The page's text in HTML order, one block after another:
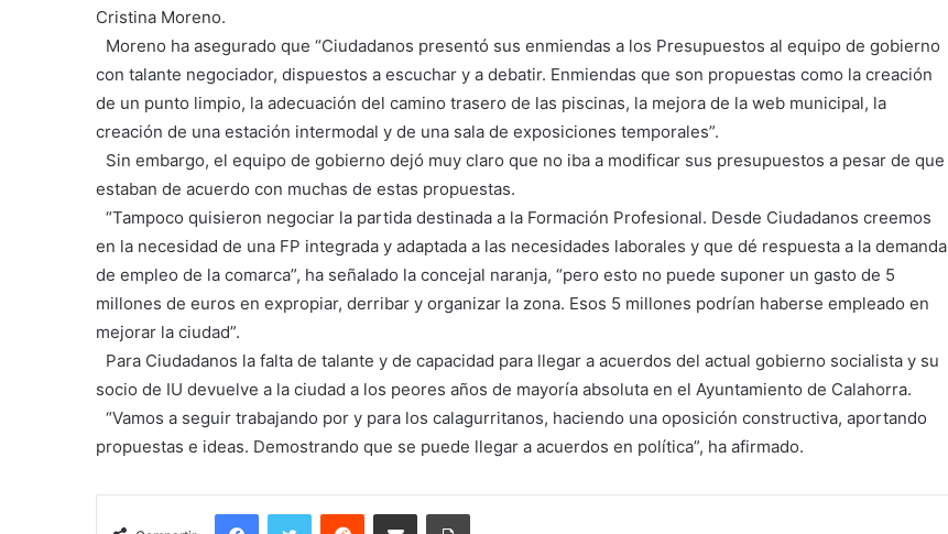
Cristina Moreno.
Moreno ha asegurado que “Ciudadanos presentó sus enmiendas a los Presupuestos al equipo de gobierno
con talante negociador, dispuestos a escuchar y a debatir. Enmiendas que son propuestas como la creación
de un punto limpio, la adecuación del camino trasero de las piscinas, la mejora de la web municipal, la
creación de una estación intermodal y de una sala de exposiciones temporales”.
Sin embargo, el equipo de gobierno dejó muy claro que no iba a modificar sus presupuestos a pesar de que
estaban de acuerdo con muchas de estas propuestas.
“Tampoco quisieron negociar la partida destinada a la Formación Profesional. Desde Ciudadanos creemos
en la necesidad de una FP integrada y adaptada a las necesidades laborales y que dé respuesta a la demanda
de empleo de la comarca”, ha señalado la concejal naranja, “pero esto no puede suponer un gasto de 5
millones de euros en expropiar, derribar y organizar la zona. Esos 5 millones podrían haberse empleado en
mejorar la ciudad”.
Para Ciudadanos la falta de talante y de capacidad para llegar a acuerdos del actual gobierno socialista y su
socio de IU devuelve a la ciudad a los peores años de mayoría absoluta en el Ayuntamiento de Calahorra.
“Vamos a seguir trabajando por y para los calagurritanos, haciendo una oposición constructiva, aportando
propuestas e ideas. Demostrando que se puede llegar a acuerdos en política”, ha afirmado.